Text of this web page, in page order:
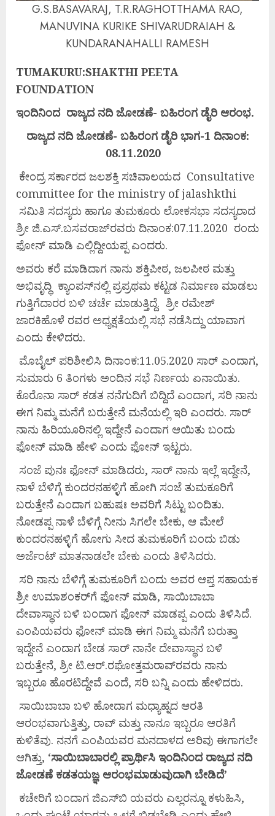
G.S.BASAVARAJ, T.R.RAGHOTTHAMA RAO,
MANUVINA KURIKE SHIVARUDRAIAH &
KUNDARANAHALLI RAMESH
TUMAKURU:SHAKTHI PEETA
FOUNDATION
ಇಂದಿನಿಂದ ರಾಜ್ಯದ ನದಿಜೋಡಣೆ- ಬಹಿರಂಗ ಡೈರಿ ಆರಂಭ.
ರಾಜ್ಯದ ನದಿ ಜೋಡಣೆ- ಬಹಿರಂಗ ಡೈರಿ ಭಾಗ-1 ದಿನಾಂಕ:
08.11.2020
ಕೇಂದ್ರ ಸರ್ಕಾರದ ಜಲಶಕ್ತಿ ಸಚಿವಾಲಯದ Consultative
committee for the ministry of jalashkthi
ಸಮಿತಿ ಸದಸ್ಯರು ಹಾಗೂ ತುಮಕೂರು ಲೋಕಸಭಾ ಸದಸ್ಯರಾದ
ಶ್ರೀ ಜಿ.ಎಸ್.ಬಸವರಾಜ್‌ರವರು ದಿನಾಂಕ:07.11.2020 ರಂದು
ಫೋನ್ ಮಾಡಿ ಎಲ್ಲಿದ್ದೀಯಪ್ಪ ಎಂದರು.
ಅವರು ಕರೆ ಮಾಡಿದಾಗ ನಾನು ಶಕ್ತಿಪೀಠ, ಜಲಪೀಠ ಮತ್ತು
ಅಭಿವೃದ್ಧಿ ಕ್ಯಾಂಪಸ್‌ನಲ್ಲಿ ಪ್ರಪ್ರಥಮ ಕಟ್ಟಡ ನಿರ್ಮಾಣ ಮಾಡಲು
ಗುತ್ತಿಗೆದಾರರ ಬಳಿ ಚರ್ಚೆ ಮಾಡುತ್ತಿದ್ದೆ. ಶ್ರೀ ರಮೇಶ್
ಜಾರಕಿಹೊಳೆ ರವರ ಅಧ್ಯಕ್ಷತೆಯಲ್ಲಿ ಸಭೆ ನಡೆಸಿದ್ದು ಯಾವಾಗ
ಎಂದು ಕೇಳಿದರು.
ಮೊಬೈಲ್ ಪರಿಶೀಲಿಸಿ ದಿನಾಂಕ:11.05.2020 ಸಾರ್ ಎಂದಾಗ,
ಸುಮಾರು 6 ತಿಂಗಳು ಅಂದಿನ ಸಭೆ ನಿರ್ಣಯ ಏನಾಯಿತು.
ಕೊರೊನಾ ಸಾರ್ ಕಡತ ನನೆಗುದಿಗೆ ಬಿದ್ದಿದೆ ಎಂದಾಗ, ಸರಿ ನಾನು
ಈಗ ನಿಮ್ಮ ಮನೆಗೆ ಬರುತ್ತೇನೆ ಮನೆಯಲ್ಲಿ ಇರಿ ಎಂದರು. ಸಾರ್
ನಾನು ಹಿರಿಯೂರಿನಲ್ಲಿ ಇದ್ದೇನೆ ಎಂದಾಗ ಆಯಿತು ಬಂದು
ಫೋನ್ ಮಾಡಿ ಹೇಳಿ ಎಂದು ಫೋನ್ ಇಟ್ಟರು.
ಸಂಜೆ ಪುನಃ ಫೋನ್ ಮಾಡಿದರು, ಸಾರ್ ನಾನು ಇಲ್ಲೆ ಇದ್ದೇನೆ,
ನಾಳೆ ಬೆಳಿಗ್ಗೆ ಕುಂದರನಹಳ್ಳಿಗೆ ಹೋಗಿ ಸಂಜೆ ತುಮಕೂರಿಗೆ
ಬರುತ್ತೇನೆ ಎಂದಾಗ ಬಹುಷಃ ಅವರಿಗೆ ಸಿಟ್ಟು ಬಂದಿತು.
ನೋಡಪ್ಪ ನಾಳೆ ಬೆಳಿಗ್ಗೆ ನೀನು ಸಿಗಲೇ ಬೇಕು, ಆ ಮೇಲೆ
ಕುಂದರನಹಳ್ಳಿಗೆ ಹೋಗು ಸೀದ ತುಮಕೂರಿಗೆ ಬಂದು ಬಿಡು
ಅರ್ಜೆಂಟ್ ಮಾತನಾಡಲೇ ಬೇಕು ಎಂದು ತಿಳಿಸಿದರು.
ಸರಿ ನಾನು ಬೆಳಿಗ್ಗೆ ತುಮಕೂರಿಗೆ ಬಂದು ಅವರ ಆಪ್ತ ಸಹಾಯಕ
ಶ್ರೀ ಉಮಾಶಂಕರ್‌ಗೆ ಫೋನ್ ಮಾಡಿ, ಸಾಯಿಬಾಬಾ
ದೇವಾಸ್ಥಾನ ಬಳಿ ಬಂದಾಗ ಫೋನ್ ಮಾಡಪ್ಪ ಎಂದು ತಿಳಿಸಿದೆ.
ಎಂಪಿಯವರು ಫೋನ್ ಮಾಡಿ ಈಗ ನಿಮ್ಮ ಮನೆಗೆ ಬರುತ್ತಾ
ಇದ್ದೇನೆ ಎಂದಾಗ ಬೇಡ ಸಾರ್ ನಾನೇ ದೇವಾಸ್ಥಾನ ಬಳಿ
ಬರುತ್ತೇನೆ, ಶ್ರೀ ಟಿ.ಆರ್.ರಘೋತ್ತಮರಾವ್‌ರವರು ನಾನು
ಇಬ್ಬರೂ ಹೊರಟಿದ್ದೇವೆ ಎಂದೆ, ಸರಿ ಬನ್ನಿ ಎಂದು ಹೇಳಿದರು.
ಸಾಯಿಬಾಬಾ ಬಳಿ ಹೋದಾಗ ಮಧ್ಯಾಹ್ನದ ಆರತಿ
ಆರಂಭವಾಗುತ್ತಿತ್ತು, ರಾವ್ ಮತ್ತು ನಾನೂ ಇಬ್ಬರೂ ಆರತಿಗೆ
ಕುಳಿತೆವು. ನನಗೆ ಎಂಪಿಯವರ ಮನದಾಳದ ಅರಿವು ಈಗಾಗಲೇ
ಆಗಿತ್ತು, ‘ಸಾಯಿಬಾಬಾರಲ್ಲಿ ಪ್ರಾರ್ಥಿಸಿ ಇಂದಿನಿಂದ ರಾಜ್ಯದ ನದಿ
ಜೋಡಣೆ ಕಡತಯಜ್ಞ ಆರಂಭಮಾಡುವುದಾಗಿ ಬೇಡಿದೆ’
ಕಚೇರಿಗೆ ಬಂದಾಗ ಜಿಎಸ್‌ಬಿ ಯವರು ಎಲ್ಲರನ್ನೂ ಕಳುಹಿಸಿ,